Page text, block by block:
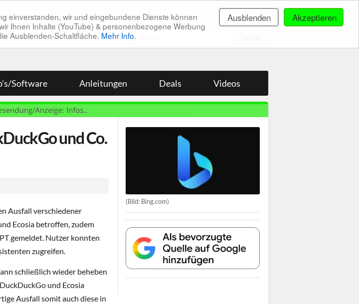
Akzeptieren
Ausblenden
einverstanden, wir und eingebundene Dienste können
Ihnen Inhalte (YouTube) & personenbezogene Werbung
Ausblenden-Schaltfläche. Mehr Info.
Software Anleitungen Deals Videos
und Co.
Ausfall verschiedener
Ecosia betroffen, zudem
gemeldet. Nutzer konnten
zugreifen.
schließlich wieder beheben
und Ecosia
Ausfall somit auch diese in
(Bild: Bing.com)